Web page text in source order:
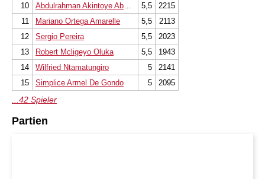
10
Abdulrahman Akintoye Abdulraheem 5,5
2215
11
Mariano Ortega Amarelle 5,5
2113
12
Sergio Pereira 5,5
2023
13
Robert Mcligeyo Oluka 5,5
1943
14
Wilfried Ntamatungiro 5
2141
15
Simplice Armel De Gondo 5 2095
...42 Spieler
Partien